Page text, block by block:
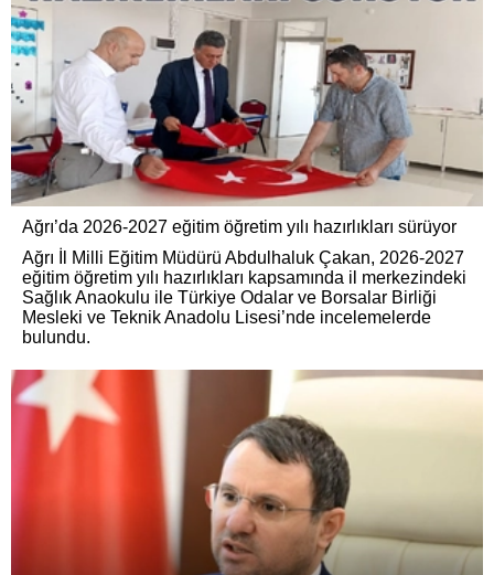
Ağrı’da 2026-2027 eğitim öğretim yılı hazırlıkları sürüyor
Ağrı İl Milli Eğitim Müdürü Abdulhaluk Çakan, 2026-2027
eğitim öğretim yılı hazırlıkları kapsamında il merkezindeki
Sağlık Anaokulu ile Türkiye Odalar ve Borsalar Birliği
Mesleki ve Teknik Anadolu Lisesi’nde incelemelerde
bulundu.